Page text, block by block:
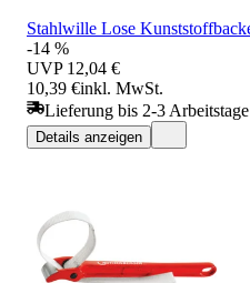
Stahlwille Lose
-14 %
UVP 12,04 €
10,39 €inkl. MwSt.
Lieferung bis 2-3 Arbeitstage
Details anzeigen